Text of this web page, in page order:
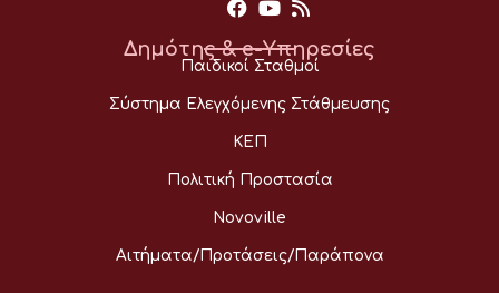
Δημότης & e-Υπηρεσίες
Παιδικοί Σταθμοί
Σύστημα Ελεγχόμενης Στάθμευσης
ΚΕΠ
Πολιτική Προστασία
Novoville
Αιτήματα/Προτάσεις/Παράπονα